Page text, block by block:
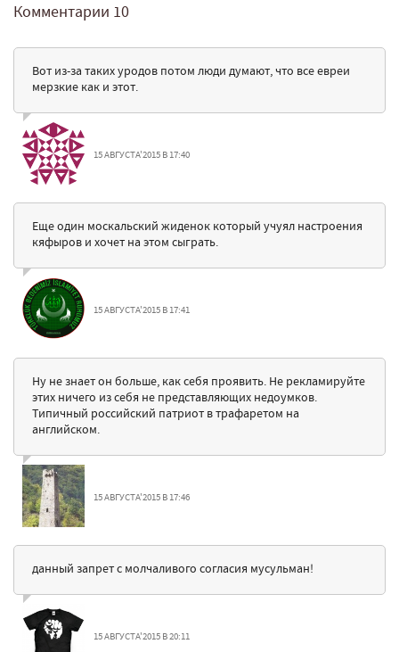
Комментарии 10
Вот из-за таких уродов потом люди думают, что все евреи
мерзкие как и этот.
15 АВГУСТА'2015 В 17:40
Еще один москальский жиденок который учуял настроения
кяфыров и хочет на этом сыграть.
15 АВГУСТА'2015 В 17:41
Ну не знает он больше, как себя проявить. Не рекламируйте
этих ничего из себя не представляющих недоумков.
Типичный российский патриот в трафаретом на
английском.
15 АВГУСТА'2015 В 17:46
данный запрет с молчаливого согласия мусульман!
15 АВГУСТА'2015 В 20:11